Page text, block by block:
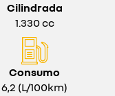
Cilindrada
1.330 cc
Consumo
6,2 (L/100km)